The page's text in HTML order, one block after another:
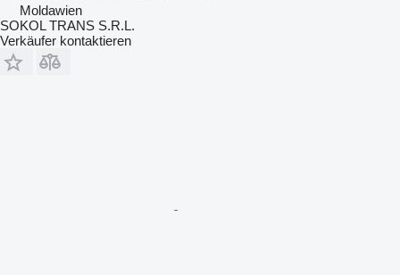
Moldawien
SOKOL TRANS S.R.L.
Verkäufer kontaktieren